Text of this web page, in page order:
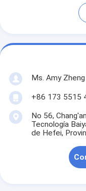
Ms. Amy Zheng
+86 173 5515
No 56,
Tecnología
de Hefei,